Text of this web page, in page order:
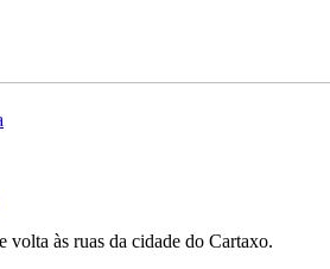
volta às ruas da cidade do Cartaxo.